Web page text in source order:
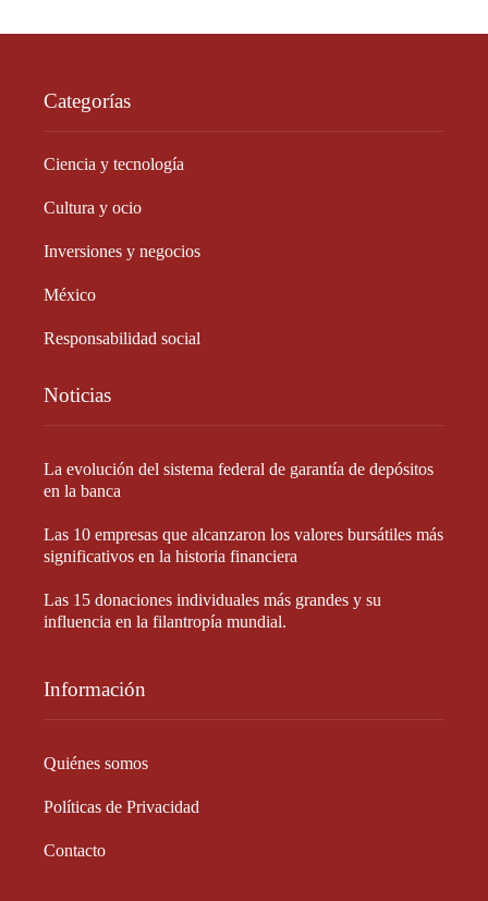
Categorías
Ciencia y tecnología
Cultura y ocio
Inversiones y negocios
México
Responsabilidad social
Noticias
La evolución del sistema federal de garantía de depósitos
en la banca
Las 10 empresas que alcanzaron los valores bursátiles más
significativos en la historia financiera
Las 15 donaciones individuales más grandes y su
influencia en la filantropía mundial.
Información
Quiénes somos
Políticas de Privacidad
Contacto